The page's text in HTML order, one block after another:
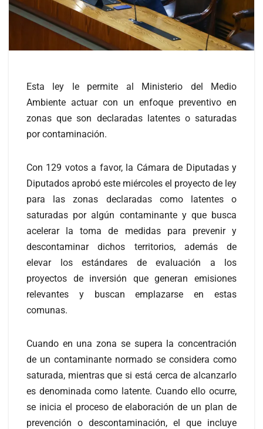
Esta ley le permite al Ministerio del Medio
Ambiente actuar con un enfoque preventivo en
zonas que son declaradas latentes o saturadas
por contaminación.
Con 129 votos a favor, la Cámara de Diputadas y
Diputados aprobó este miércoles el proyecto de ley
para las zonas declaradas como latentes o
saturadas por algún contaminante y que busca
acelerar la toma de medidas para prevenir y
descontaminar dichos territorios, además de
elevar los estándares de evaluación a los
proyectos de inversión que generan emisiones
relevantes y buscan emplazarse en estas
comunas.
Cuando en una zona se supera la concentración
de un contaminante normado se considera como
saturada, mientras que si está cerca de alcanzarlo
es denominada como latente. Cuando ello ocurre,
se inicia el proceso de elaboración de un plan de
prevención o descontaminación, el que incluye